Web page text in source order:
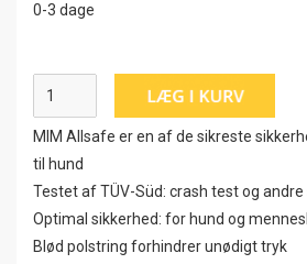
0-3 dage
MIM Allsafe er en af ​​de sikreste
til hund
Testet af TÜV-Süd: crash test og
Optimal sikkerhed: for hund og
Blød polstring forhindrer unødigt tryk